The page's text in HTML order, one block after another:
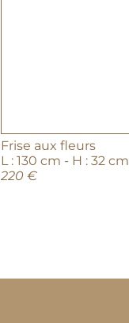
Frise aux fleurs
L : 130 cm - H : 32 cm
220 €